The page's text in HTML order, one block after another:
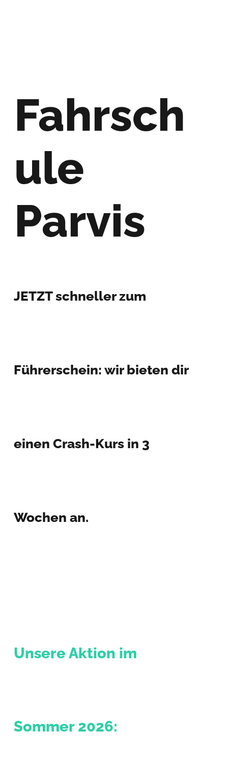
Fahrsch
ule
Parvis
JETZT schneller zum
Führerschein: wir bieten dir
einen Crash-Kurs in 3
Wochen an.
Unsere Aktion im
Sommer 2026: